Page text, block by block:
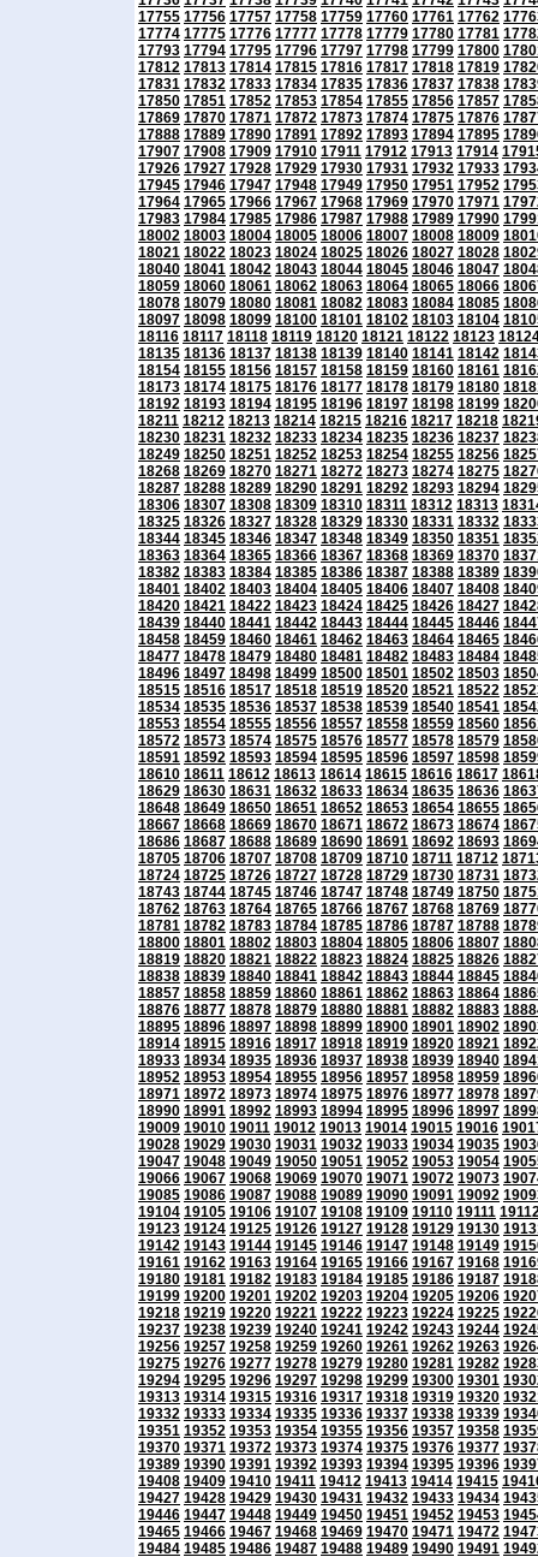
17755 17756 17757 17758 17759 17760 17761 17762
17774 17775 17776 17777 17778 17779 17780 17781
17793 17794 17795 17796 17797 17798 17799 17800
17812 17813 17814 17815 17816 17817 17818 17819
17831 17832 17833 17834 17835 17836 17837 17838
17850 17851 17852 17853 17854 17855 17856 17857
17869 17870 17871 17872 17873 17874 17875 17876
17888 17889 17890 17891 17892 17893 17894 17895
17907 17908 17909 17910 17911 17912 17913 17914
17926 17927 17928 17929 17930 17931 17932 17933
17945 17946 17947 17948 17949 17950 17951 17952
17964 17965 17966 17967 17968 17969 17970 17971
17983 17984 17985 17986 17987 17988 17989 17990
18002 18003 18004 18005 18006 18007 18008 18009
18021 18022 18023 18024 18025 18026 18027 18028
18040 18041 18042 18043 18044 18045 18046 18047
18059 18060 18061 18062 18063 18064 18065 18066
18078 18079 18080 18081 18082 18083 18084 18085
18097 18098 18099 18100 18101 18102 18103 18104
18116 18117 18118 18119 18120 18121 18122 18123
18135 18136 18137 18138 18139 18140 18141 18142
18154 18155 18156 18157 18158 18159 18160 18161
18173 18174 18175 18176 18177 18178 18179 18180
18192 18193 18194 18195 18196 18197 18198 18199
18211 18212 18213 18214 18215 18216 18217 18218
18230 18231 18232 18233 18234 18235 18236 18237
18249 18250 18251 18252 18253 18254 18255 18256
18268 18269 18270 18271 18272 18273 18274 18275
18287 18288 18289 18290 18291 18292 18293 18294
18306 18307 18308 18309 18310 18311 18312 18313
18325 18326 18327 18328 18329 18330 18331 18332
18344 18345 18346 18347 18348 18349 18350 18351
18363 18364 18365 18366 18367 18368 18369 18370
18382 18383 18384 18385 18386 18387 18388 18389
18401 18402 18403 18404 18405 18406 18407 18408
18420 18421 18422 18423 18424 18425 18426 18427
18439 18440 18441 18442 18443 18444 18445 18446
18458 18459 18460 18461 18462 18463 18464 18465
18477 18478 18479 18480 18481 18482 18483 18484
18496 18497 18498 18499 18500 18501 18502 18503
18515 18516 18517 18518 18519 18520 18521 18522
18534 18535 18536 18537 18538 18539 18540 18541
18553 18554 18555 18556 18557 18558 18559 18560
18572 18573 18574 18575 18576 18577 18578 18579
18591 18592 18593 18594 18595 18596 18597 18598
18610 18611 18612 18613 18614 18615 18616 18617
18629 18630 18631 18632 18633 18634 18635 18636
18648 18649 18650 18651 18652 18653 18654 18655
18667 18668 18669 18670 18671 18672 18673 18674
18686 18687 18688 18689 18690 18691 18692 18693
18705 18706 18707 18708 18709 18710 18711 18712
18724 18725 18726 18727 18728 18729 18730 18731
18743 18744 18745 18746 18747 18748 18749 18750
18762 18763 18764 18765 18766 18767 18768 18769
18781 18782 18783 18784 18785 18786 18787 18788
18800 18801 18802 18803 18804 18805 18806 18807
18819 18820 18821 18822 18823 18824 18825 18826
18838 18839 18840 18841 18842 18843 18844 18845
18857 18858 18859 18860 18861 18862 18863 18864
18876 18877 18878 18879 18880 18881 18882 18883
18895 18896 18897 18898 18899 18900 18901 18902
18914 18915 18916 18917 18918 18919 18920 18921
18933 18934 18935 18936 18937 18938 18939 18940
18952 18953 18954 18955 18956 18957 18958 18959
18971 18972 18973 18974 18975 18976 18977 18978
18990 18991 18992 18993 18994 18995 18996 18997
19009 19010 19011 19012 19013 19014 19015 19016
19028 19029 19030 19031 19032 19033 19034 19035
19047 19048 19049 19050 19051 19052 19053 19054
19066 19067 19068 19069 19070 19071 19072 19073
19085 19086 19087 19088 19089 19090 19091 19092
19104 19105 19106 19107 19108 19109 19110 19111
19123 19124 19125 19126 19127 19128 19129 19130
19142 19143 19144 19145 19146 19147 19148 19149
19161 19162 19163 19164 19165 19166 19167 19168
19180 19181 19182 19183 19184 19185 19186 19187
19199 19200 19201 19202 19203 19204 19205 19206
19218 19219 19220 19221 19222 19223 19224 19225
19237 19238 19239 19240 19241 19242 19243 19244
19256 19257 19258 19259 19260 19261 19262 19263
19275 19276 19277 19278 19279 19280 19281 19282
19294 19295 19296 19297 19298 19299 19300 19301
19313 19314 19315 19316 19317 19318 19319 19320
19332 19333 19334 19335 19336 19337 19338 19339
19351 19352 19353 19354 19355 19356 19357 19358
19370 19371 19372 19373 19374 19375 19376 19377
19389 19390 19391 19392 19393 19394 19395 19396
19408 19409 19410 19411 19412 19413 19414 19415
19427 19428 19429 19430 19431 19432 19433 19434
19446 19447 19448 19449 19450 19451 19452 19453
19465 19466 19467 19468 19469 19470 19471 19472
19484 19485 19486 19487 19488 19489 19490 19491